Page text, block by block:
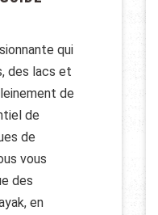
qui
des lacs et
de
de
de
vous
des
en